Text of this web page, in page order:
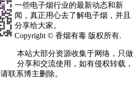
一些电子烟行业的最新动态和新
闻，真正用心去了解电子烟，并且
分享给大家。
Copyright © 香烟有毒 版权所有.
本站大部分资源收集于网络，只做
分享和交流使用，如有侵权转载，
请联系博主删除。